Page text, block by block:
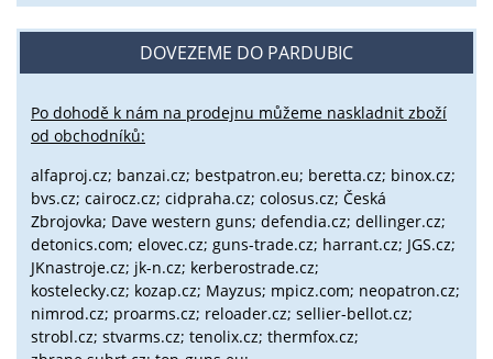
DOVEZEME DO PARDUBIC
Po dohodě k nám na prodejnu můžeme naskladnit zboží
od obchodníků:
alfaproj.cz; banzai.cz; bestpatron.eu; beretta.cz; binox.cz;
bvs.cz; cairocz.cz; cidpraha.cz; colosus.cz; Česká
Zbrojovka; Dave western guns; defendia.cz; dellinger.cz;
detonics.com; elovec.cz; guns-trade.cz; harrant.cz; JGS.cz;
JKnastroje.cz; jk-n.cz; kerberostrade.cz;
kostelecky.cz; kozap.cz; Mayzus; mpicz.com; neopatron.cz;
nimrod.cz; proarms.cz; reloader.cz; sellier-bellot.cz;
strobl.cz; stvarms.cz; tenolix.cz; thermfox.cz;